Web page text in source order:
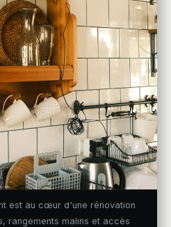
est au cœur d'une rénovation
rangements malins et accès